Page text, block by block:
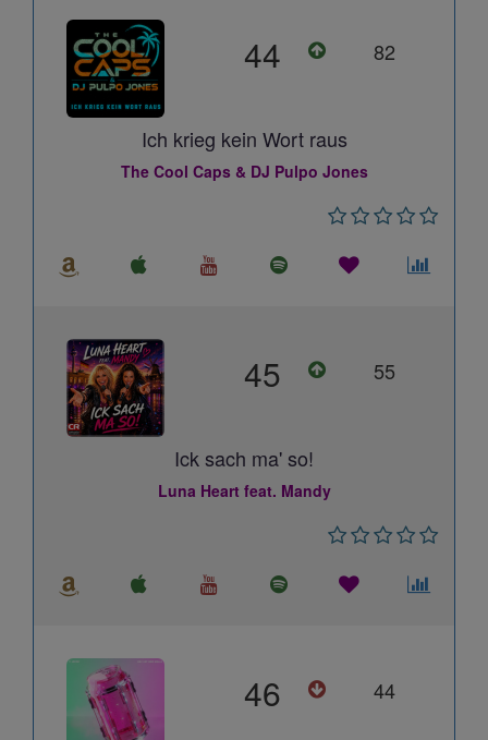
44 82
Ich krieg kein Wort raus
The Cool Caps & DJ Pulpo Jones
45 55
Ick sach ma' so!
Luna Heart feat. Mandy
46 44